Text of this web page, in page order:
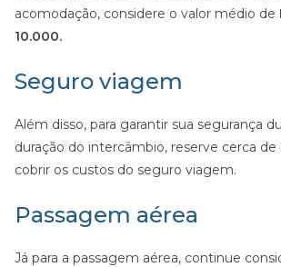
acomodação, considere o valor médio de
10.000.
Seguro viagem
Além disso, para garantir sua segurança
duração do intercâmbio, reserve cerca de
cobrir os custos do seguro viagem.
Passagem aérea
Já para a passagem aérea, continue